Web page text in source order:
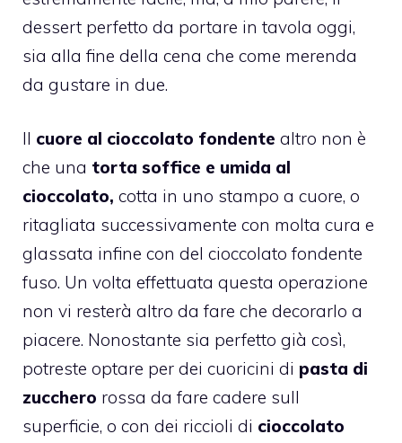
dessert perfetto da portare in tavola oggi,
sia alla fine della cena che come merenda
da gustare in due.
Il cuore al cioccolato fondente altro non è
che una torta soffice e umida al
cioccolato, cotta in uno stampo a cuore, o
ritagliata successivamente con molta cura e
glassata infine con del cioccolato fondente
fuso. Un volta effettuata questa operazione
non vi resterà altro da fare che decorarlo a
piacere. Nonostante sia perfetto già così,
potreste optare per dei cuoricini di pasta di
zucchero rossa da fare cadere sull
superficie, o con dei riccioli di cioccolato